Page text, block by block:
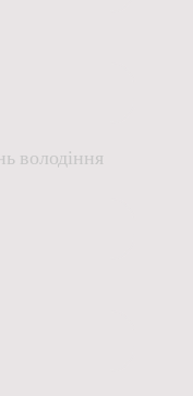
володіння